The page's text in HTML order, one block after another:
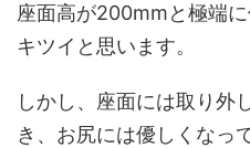
座面高が200mmと極端
キツイと思います。
しかし、座面には取り外
き、お尻には優しくなっ